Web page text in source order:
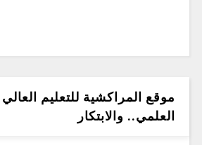
موقع المراكشية للتعليم
العلمي.. والابتكار